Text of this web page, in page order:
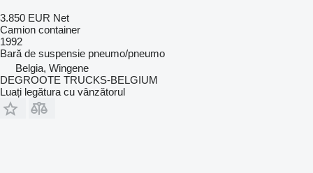
3.850 EUR Net
Camion container
1992
Bară de suspensie pneumo/pneumo
Belgia, Wingene
DEGROOTE TRUCKS-BELGIUM
Luați legătura cu vânzătorul